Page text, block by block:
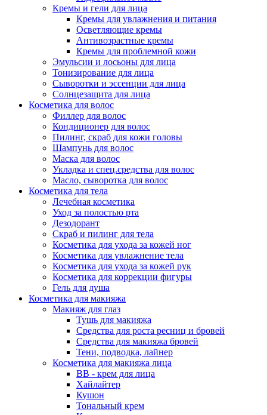
Кремы и гели для лица
Кремы для увлажнения и питания
Осветляющие кремы
Антивозрастные кремы
Кремы для проблемной кожи
Эмульсии и лосьоны для лица
Тонизирование для лица
Сыворотки и эссенции для лица
Солнцезащита для лица
Косметика для волос
Филлер для волос
Кондиционер для волос
Пилинг, скраб для кожи головы
Шампунь для волос
Маска для волос
Укладка и спец.средства для волос
Масло, сыворотка для волос
Косметика для тела
Лечебная косметика
Уход за полостью рта
Дезодорант
Скраб и пилинг для тела
Косметика для ухода за кожей ног
Косметика для увлажнение тела
Косметика для ухода за кожей рук
Косметика для коррекции фигуры
Гель для душа
Косметика для макияжа
Макияж для глаз
Тушь для макияжа
Средства для роста ресниц и бровей
Средства для макияжа бровей
Тени, подводка, лайнер
Косметика для макияжа лица
ВВ - крем для лица
Хайлайтер
Кушон
Тональный крем